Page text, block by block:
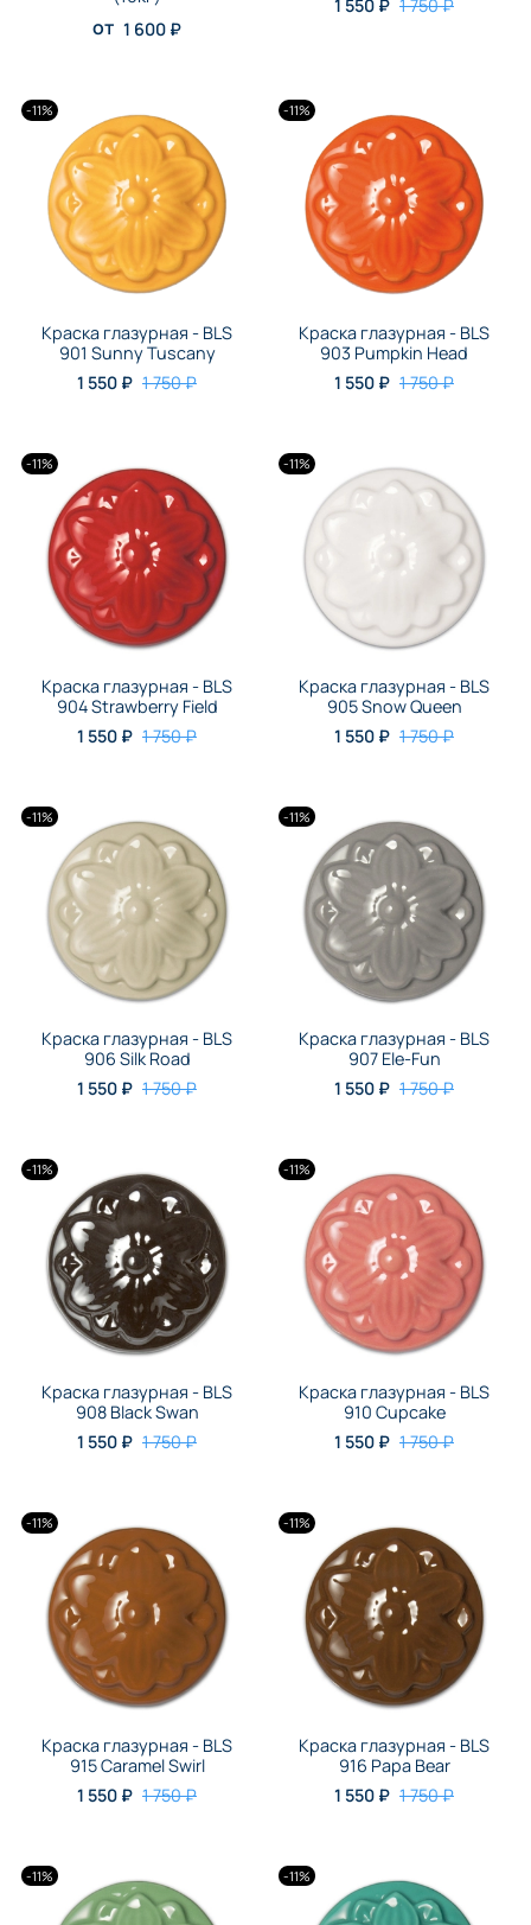
от 1 600 ₽
1 550 ₽ 1 750 ₽
-11%
Краска глазурная - BLS
901 Sunny Tuscany
1 550 ₽ 1 750 ₽
-11%
Краска глазурная - BLS
903 Pumpkin Head
1 550 ₽ 1 750 ₽
-11%
Краска глазурная - BLS
904 Strawberry Field
1 550 ₽ 1 750 ₽
-11%
Краска глазурная - BLS
905 Snow Queen
1 550 ₽ 1 750 ₽
-11%
Краска глазурная - BLS
906 Silk Road
1 550 ₽ 1 750 ₽
-11%
Краска глазурная - BLS
907 Ele-Fun
1 550 ₽ 1 750 ₽
-11%
Краска глазурная - BLS
908 Black Swan
1 550 ₽ 1 750 ₽
-11%
Краска глазурная - BLS
910 Cupcake
1 550 ₽ 1 750 ₽
-11%
Краска глазурная - BLS
915 Caramel Swirl
1 550 ₽ 1 750 ₽
-11%
Краска глазурная - BLS
916 Papa Bear
1 550 ₽ 1 750 ₽
-11% -11%